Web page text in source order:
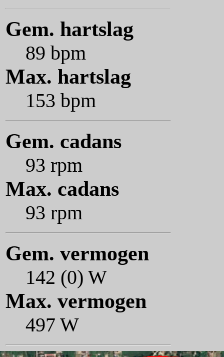
Gem. hartslag
89 bpm
Max. hartslag
153 bpm
Gem. cadans
93 rpm
Max. cadans
93 rpm
Gem. vermogen
142 (0) W
Max. vermogen
497 W